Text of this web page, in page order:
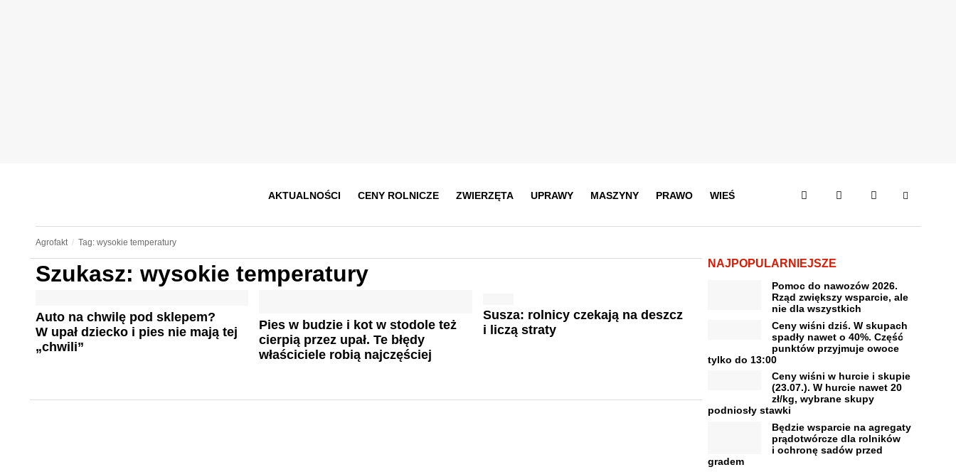
AKTUALNOŚCI CENY ROLNICZE ZWIERZĘTA UPRAWY MASZYNY PRAWO WIEŚ
Agrofakt Tag: wysokie temperatury
Szukasz: wysokie temperatury
Auto na chwilę pod sklepem?
W upał dziecko i pies nie mają tej
„chwili”
Pies w budzie i kot w stodole też
cierpią przez upał. Te błędy
właściciele robią najczęściej
Susza: rolnicy czekają na deszcz
i liczą straty
NAJPOPULARNIEJSZE
Pomoc do nawozów 2026.
Rząd zwiększy wsparcie, ale
nie dla wszystkich
Ceny wiśni dziś. W skupach
spadły nawet o 40%. Część
punktów przyjmuje owoce
tylko do 13:00
Ceny wiśni w hurcie i skupie
(23.07.). W hurcie nawet 20
zł/kg, wybrane skupy
podniosły stawki
Będzie wsparcie na agregaty
prądotwórcze dla rolników
i ochronę sadów przed
gradem